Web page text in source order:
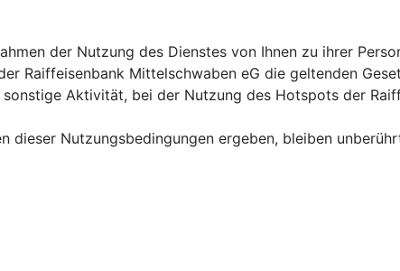
der Nutzung des Dienstes von Ihnen zu ihrer
Raiffeisenbank Mittelschwaben eG die geltenden
Aktivität, bei der Nutzung des Hotspots der
dieser Nutzungsbedingungen ergeben, bleiben